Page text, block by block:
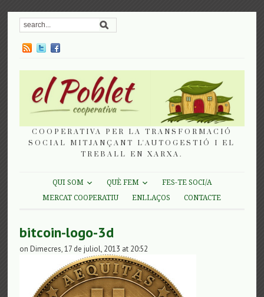
COOPERATIVA PER LA TRANSFORMACIÓ
SOCIAL MITJANÇANT L'AUTOGESTIÓ I EL
TREBALL EN XARXA.
QUI SOM QUÈ FEM
FES-TE SOCI/A
MERCAT COOPERATIU
ENLLAÇOS CONTACTE
bitcoin-logo-3d
on Dimecres, 17 de juliol, 2013 at 20:52